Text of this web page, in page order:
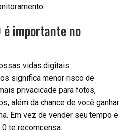
é importante no
vidas digitais.
significa menor risco de
privacidade para fotos,
além da chance de você ganhar
Em vez de vender seu tempo e
te recompensa.